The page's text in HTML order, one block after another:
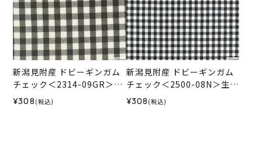
新潟見附産 ドビーギンガム
チェック＜2314-09GR＞生
地 ホビーラホビーレデザイ
ンコレクション
¥308 (税込)
新潟見附産 ドビーギンガム
チェック＜2500-08N＞生地
ホビーラホビーレデザイン
コレクション
¥308 (税込)